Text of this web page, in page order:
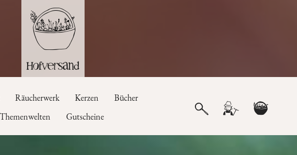
Räucherwerk Kerzen
Bücher
Themenwelten Gutscheine